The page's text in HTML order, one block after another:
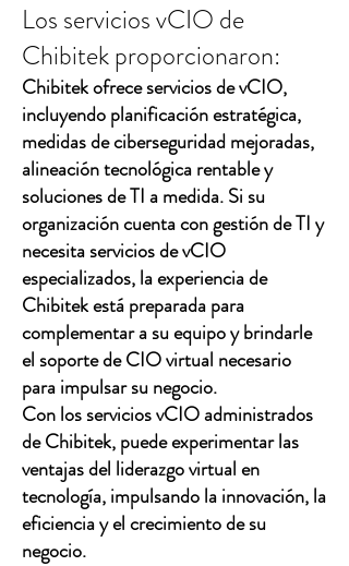
Los servicios vCIO de
Chibitek proporcionaron:
Chibitek ofrece servicios de vCIO,
incluyendo planificación estratégica,
medidas de ciberseguridad mejoradas,
alineación tecnológica rentable y
soluciones de TI a medida. Si su
organización cuenta con gestión de TI y
necesita servicios de vCIO
especializados, la experiencia de
Chibitek está preparada para
complementar a su equipo y brindarle
el soporte de CIO virtual necesario
para impulsar su negocio.
Con los servicios vCIO administrados
de Chibitek, puede experimentar las
ventajas del liderazgo virtual en
tecnología, impulsando la innovación, la
eficiencia y el crecimiento de su
negocio.